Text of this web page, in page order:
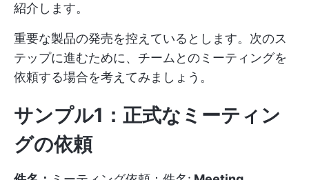
紹介します。
重要な製品の発売を控えているとします。次のス
テップに進むために、チームとのミーティングを
依頼する場合を考えてみましょう。
サンプル1：正式なミーティン
グの依頼